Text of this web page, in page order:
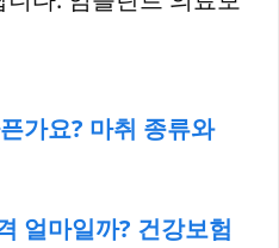
가요? 마취 종류와
얼마일까? 건강보험